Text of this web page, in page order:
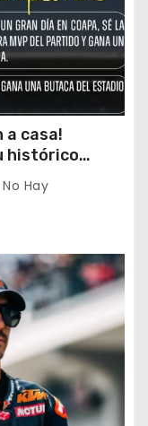
a casa!
histórico
ante Cruz
No Hay